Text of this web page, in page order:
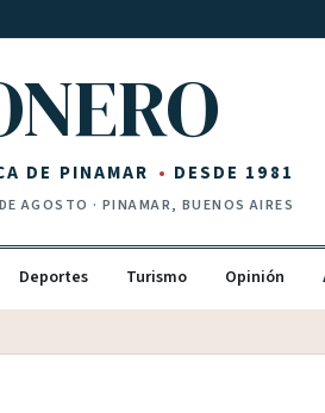
DE PINAMAR DESDE 1981
AGOSTO · PINAMAR, BUENOS AIRES
Deportes Turismo Opinión